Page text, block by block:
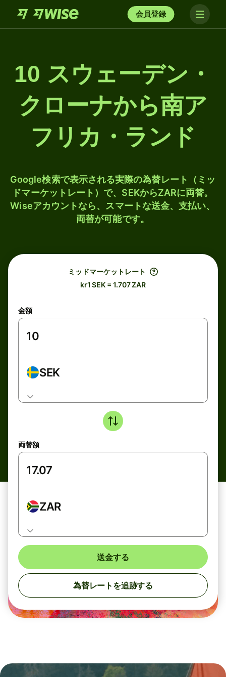
会員登録
10 スウェーデン・
クローナから南ア
フリカ・ランド
Google検索で表示される実際の為替レート（ミッ
ドマーケットレート）で、SEKからZARに両替。
Wiseアカウントなら、スマートな送金、支払い、
両替が可能です。
ミッドマーケットレート
kr1 SEK = 1.707 ZAR
金額
SEK
両替額
ZAR
送金する
為替レートを追跡する